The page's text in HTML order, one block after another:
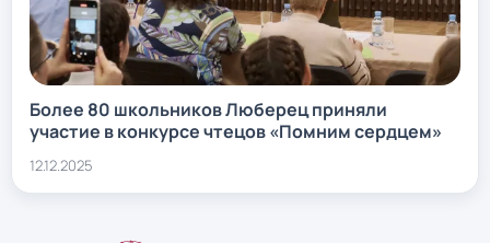
Более 80 школьников Люберец приняли
участие в конкурсе чтецов «Помним сердцем»
12.12.2025